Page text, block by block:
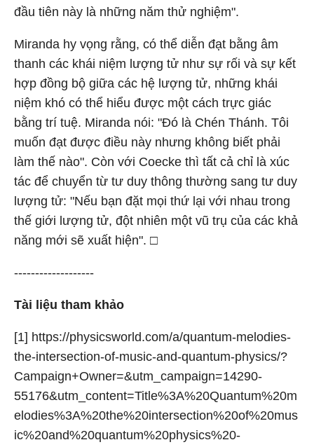
đầu tiên này là những năm thử nghiệm".
Miranda hy vọng rằng, có thể diễn đạt bằng âm
thanh các khái niệm lượng tử như sự rối và sự kết
hợp đồng bộ giữa các hệ lượng tử, những khái
niệm khó có thể hiểu được một cách trực giác
bằng trí tuệ. Miranda nói: "Đó là Chén Thánh. Tôi
muốn đạt được điều này nhưng không biết phải
làm thế nào". Còn với Coecke thì tất cả chỉ là xúc
tác để chuyển từ tư duy thông thường sang tư duy
lượng tử: "Nếu bạn đặt mọi thứ lại với nhau trong
thế giới lượng tử, đột nhiên một vũ trụ của các khả
năng mới sẽ xuất hiện". □
-------------------
Tài liệu tham khảo
[1] https://physicsworld.com/a/quantum-melodies-
the-intersection-of-music-and-quantum-physics/?
Campaign+Owner=&utm_campaign=14290-
55176&utm_content=Title%3A%20Quantum%20m
elodies%3A%20the%20intersection%20of%20mus
ic%20and%20quantum%20physics%20-